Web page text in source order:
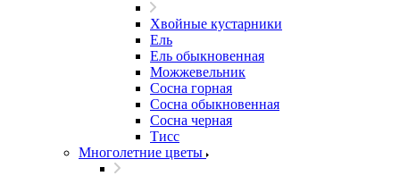
Хвойные кустарники
Ель
Ель обыкновенная
Можжевельник
Сосна горная
Сосна обыкновенная
Сосна черная
Тисс
Многолетние цветы